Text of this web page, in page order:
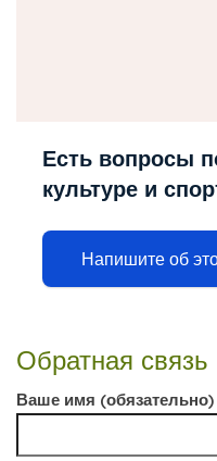
Есть вопросы
культуре и
Напишите об
Обратная связь
Ваше имя (обязательно)